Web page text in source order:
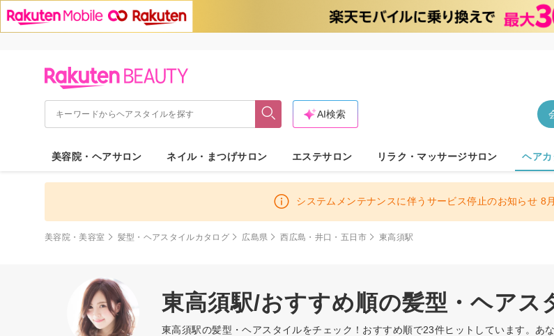
AI検索
美容院・ヘアサロン ネイル・まつげサロン エステサロン リラク・マッサージサロン ヘア
システムメンテナンスに伴うサービス停止のお知らせ 8
美容院・美容室 髪型・ヘアスタイルカタログ 広島県 西広島・井口・五日市 東高須駅
東高須駅/おすすめ順の髪型・ヘアス
東高須駅の髪型・ヘアスタイルをチェック！おすすめ順で23件ヒットしています。あ